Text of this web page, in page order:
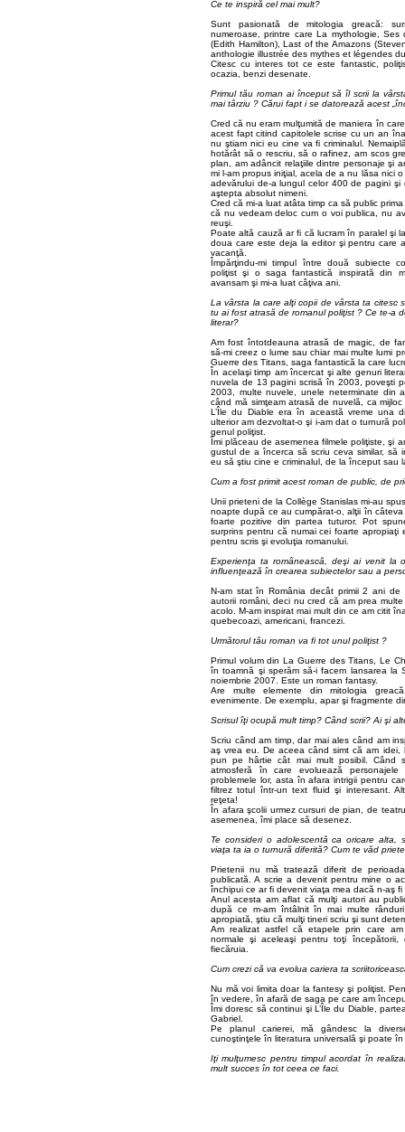
Ce te inspiră cel mai mult?
Sunt pasionată de mitologia greacă:
numeroase, printre care La mythologie,
(Edith Hamilton), Last of the Amazons
anthologie illustrée des mythes et légendes
Citesc cu interes tot ce este fantastic,
ocazia, benzi desenate.
Primul tău roman ai început să îl scrii la
mai târziu ? Cărui fapt i se datorează acest
Cred că nu eram mulţumită de maniera în
acest fapt citind capitolele scrise cu un an
nu ştiam nici eu cine va fi criminalul.
hotărât să o rescriu, să o rafinez, am scos
plan, am adâncit relaţiile dintre personaje şi
mi l-am propus iniţial, acela de a nu lăsa nici
adevărului de-a lungul celor 400 de pagini
aştepta absolut nimeni.
Cred că mi-a luat atâta timp ca să public
că nu vedeam deloc cum o voi publica, nu
reuşi.
Poate altă cauză ar fi că lucram în paralel şi
doua care este deja la editor şi pentru care
vacanţă.
Împărţindu-mi timpul între două subiecte
poliţist şi o saga fantastică inspirată din
avansam şi mi-a luat câţiva ani.
La vârsta la care alţi copii de vârsta ta citesc
tu ai fost atrasă de romanul poliţist ? Ce te-a
literar?
Am fost întotdeauna atrasă de magic, de
să-mi creez o lume sau chiar mai multe lumi
Guerre des Titans, saga fantastică la care
În acelaşi timp am încercat şi alte genuri
nuvela de 13 pagini scrisă în 2003, poveşti
2003, multe nuvele, unele neterminate din
când mă simţeam atrasă de nuvelă, ca
L’Île du Diable era în această vreme una
ulterior am dezvoltat-o şi i-am dat o turnură
genul poliţist.
Îmi plăceau de asemenea filmele poliţiste, şi
gustul de a încerca să scriu ceva similar, să
eu să ştiu cine e criminalul, de la început sau
Cum a fost primit acest roman de public, de
Unii prieteni de la Collège Stanislas mi-au
noapte după ce au cumpărat-o, alţii în
foarte pozitive din partea tuturor. Pot
surprins pentru că numai cei foarte apropiaţi
pentru scris şi evoluţia romanului.
Experienţa ta românească, deşi ai venit la
influenţează în crearea subiectelor sau a
N-am stat în România decât primii 2 ani
autorii români, deci nu cred că am prea
acolo. M-am inspirat mai mult din ce am citit
quebecoazi, americani, francezi.
Următorul tău roman va fi tot unul poliţist ?
Primul volum din La Guerre des Titans, Le
în toamnă şi sperăm să-i facem lansarea la
noiembrie 2007. Este un roman fantasy.
Are multe elemente din mitologia
evenimente. De exemplu, apar şi fragmente
Scrisul îţi ocupă mult timp? Când scrii? Ai şi
Scriu când am timp, dar mai ales când am
aş vrea eu. De aceea când simt că am
pun pe hârtie cât mai mult posibil. Când
atmosferă în care evoluează
problemele lor, asta în afara intrigii pentru
filtrez totul într-un text fluid şi interesant.
reţeta!
În afara şcolii urmez cursuri de pian, de
asemenea, îmi place să desenez.
Te consideri o adolescentă ca oricare alta,
viaţa ta ia o turnură diferită? Cum te văd
Prietenii nu mă tratează diferit de
publicată. A scrie a devenit pentru mine o
închipui ce ar fi devenit viaţa mea dacă n-aş
Anul acesta am aflat că mulţi autori au
după ce m-am întâlnit în mai multe
apropiată, ştiu că mulţi tineri scriu şi sunt
Am realizat astfel că etapele prin care
normale şi aceleaşi pentru toţi
fiecăruia.
Cum crezi că va evolua cariera ta
Nu mă voi limita doar la fantesy şi poliţist.
în vedere, în afară de saga pe care am
Îmi doresc să continui şi L’Île du Diable,
Gabriel.
Pe planul carierei, mă gândesc la
cunoştinţele în literatura universală şi poate
Iţi mulţumesc pentru timpul acordat în
mult succes în tot ceea ce faci.